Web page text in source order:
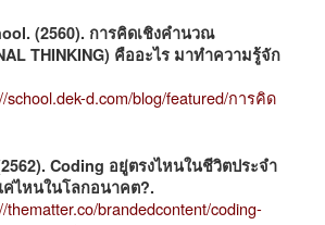
(2560). การคิดเชิงคำนวณ
THINKING) คืออะไร มาทำความรู้จัก
school.dek-d.com/blog/featured/การคิด
Coding อยู่ตรงไหนในชีวิตประจำ
ไหนในโลกอนาคต?.
thematter.co/brandedcontent/coding-